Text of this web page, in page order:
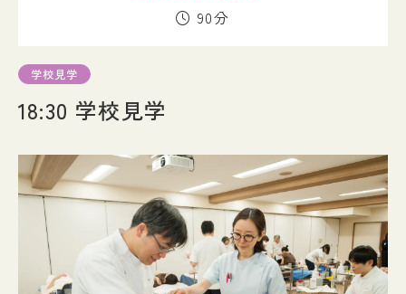
キャンパスライフ
進路・就職
入試情報
イベント
90分
学校見学
18:30 学校見学